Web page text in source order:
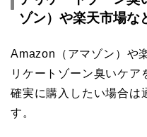
ゾン）や楽天市場な
Amazon（アマゾン）や
リケートゾーン臭いケア
確実に購入したい場合は
す。